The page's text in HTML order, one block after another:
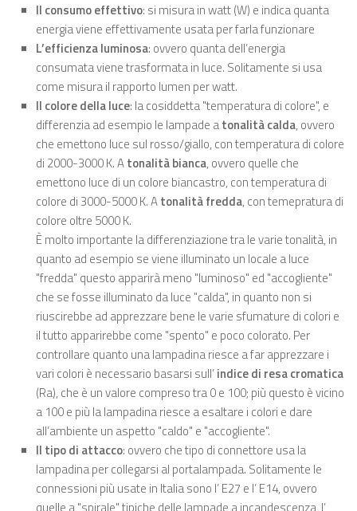
Il consumo effettivo: si misura in watt (W) e indica quanta
energia viene effettivamente usata per farla funzionare
L’efficienza luminosa: ovvero quanta dell’energia
consumata viene trasformata in luce. Solitamente si usa
come misura il rapporto lumen per watt.
Il colore della luce: la cosiddetta "temperatura di colore", e
differenzia ad esempio le lampade atonalità calda, ovvero
che emettono luce sul rosso/giallo, con temperatura di colore
di 2000-3000 K. Atonalità bianca, ovvero quelle che
emettono luce di un colore biancastro, con temperatura di
colore di 3000-5000 K. Atonalità fredda, con temepratura di
colore oltre 5000 K.
È molto importante la differenziazione tra le varie tonalità, in
quanto ad esempio se viene illuminato un locale a luce
"fredda" questo apparirà meno "luminoso" ed "accogliente"
che se fosse illuminato da luce "calda", in quanto non si
riuscirebbe ad apprezzare bene le varie sfumature di colori e
il tutto apparirebbe come "spento" e poco colorato. Per
controllare quanto una lampadina riesce a far apprezzare i
vari colori è necessario basarsi sull’indice di resa cromatica
(Ra), che è un valore compreso tra 0 e 100; più questo è vicino
a 100 e più la lampadina riesce a esaltare i colori e dare
all’ambiente un aspetto "caldo" e "accogliente".
Il tipo di attacco: ovvero che tipo di connettore usa la
lampadina per collegarsi al portalampada. Solitamente le
connessioni più usate in Italia sono l’ E27 e l’ E14, ovvero